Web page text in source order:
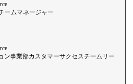
ームマネージャー
ン事業部カスタマーサクセスチームリー